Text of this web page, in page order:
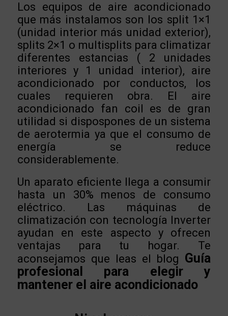
Los equipos de aire acondicionado
que más instalamos son los split 1×1
(unidad interior más unidad exterior),
splits 2×1 o multisplits para climatizar
diferentes estancias ( 2 unidades
interiores y 1 unidad interior), aire
acondicionado por conductos, los
cuales requieren obra. El aire
acondicionado fan coil es de gran
utilidad si dispospones de un sistema
de aerotermia ya que el consumo de
energía se reduce
considerablemente.
Un aparato eficiente llega a consumir
hasta un 30% menos de consumo
eléctrico. Las máquinas de
climatización con tecnología Inverter
ayudan en este aspecto y ofrecen
ventajas para tu hogar. Te
aconsejamos que leas el blog Guía
profesional para elegir y
mantener el aire acondicionado